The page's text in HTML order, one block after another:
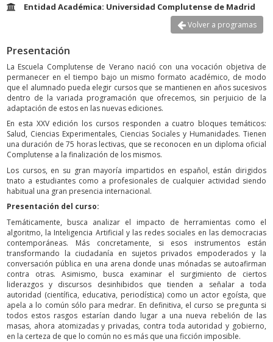
Entidad Académica: Universidad Complutense de Madrid
Volver a programas
Presentación
La Escuela Complutense de Verano nació con una vocación objetiva de
permanecer en el tiempo bajo un mismo formato académico, de modo
que el alumnado pueda elegir cursos que se mantienen en años sucesivos
dentro de la variada programación que ofrecemos, sin perjuicio de la
adaptación de estos en las nuevas ediciones.
En esta XXV edición los cursos responden a cuatro bloques temáticos:
Salud, Ciencias Experimentales, Ciencias Sociales y Humanidades. Tienen
una duración de 75 horas lectivas, que se reconocen en un diploma oficial
Complutense a la finalización de los mismos.
Los cursos, en su gran mayoría impartidos en español, están dirigidos
tnato a estudiantes como a profesionales de cualquier actividad siendo
habitual una gran presencia internacional.
Presentación del curso:
Temáticamente, busca analizar el impacto de herramientas como el
algoritmo, la Inteligencia Artificial y las redes sociales en las democracias
contemporáneas. Más concretamente, si esos instrumentos están
transformando la ciudadanía en sujetos privados empoderados y la
conversación pública en una arena donde unas mónadas se autoafirman
contra otras. Asimismo, busca examinar el surgimiento de ciertos
liderazgos y discursos desinhibidos que tienden a señalar a toda
autoridad (científica, educativa, periodística) como un actor egoísta, que
apela a lo común sólo para medrar. En definitiva, el curso se pregunta si
todos estos rasgos estarían dando lugar a una nueva rebelión de las
masas, ahora atomizadas y privadas, contra toda autoridad y gobierno,
en la certeza de que lo común no es más que una ficción imposible.